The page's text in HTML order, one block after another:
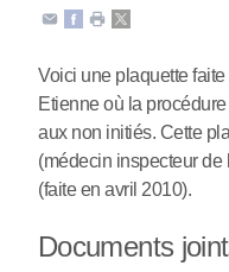
Voici une plaquette
Etienne où la
aux non initiés. Cette
(médecin inspecteur
(faite en avril 2010).
Documents